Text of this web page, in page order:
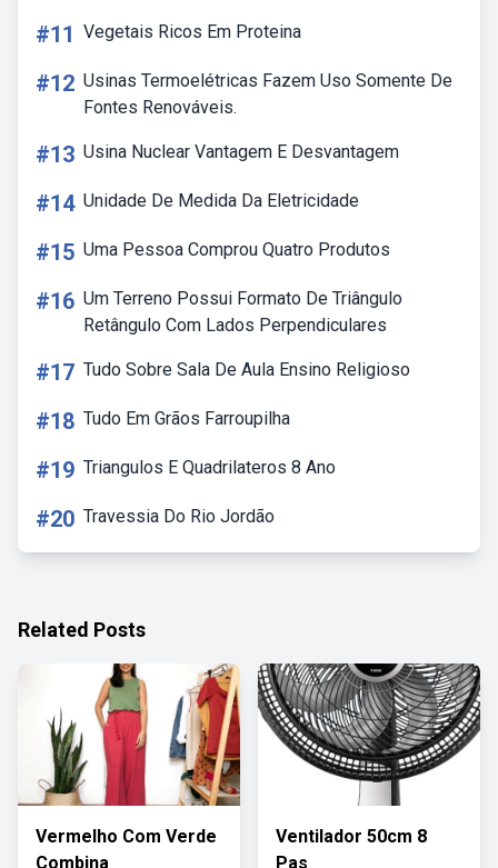
#11 Vegetais Ricos Em Proteina
#12 Usinas Termoelétricas Fazem Uso Somente De
Fontes Renováveis.
#13 Usina Nuclear Vantagem E Desvantagem
#14 Unidade De Medida Da Eletricidade
#15 Uma Pessoa Comprou Quatro Produtos
#16 Um Terreno Possui Formato De Triângulo
Retângulo Com Lados Perpendiculares
#17 Tudo Sobre Sala De Aula Ensino Religioso
#18 Tudo Em Grãos Farroupilha
#19 Triangulos E Quadrilateros 8 Ano
#20 Travessia Do Rio Jordão
Related Posts
Vermelho Com Verde
Combina
Ventilador 50cm 8
Pas